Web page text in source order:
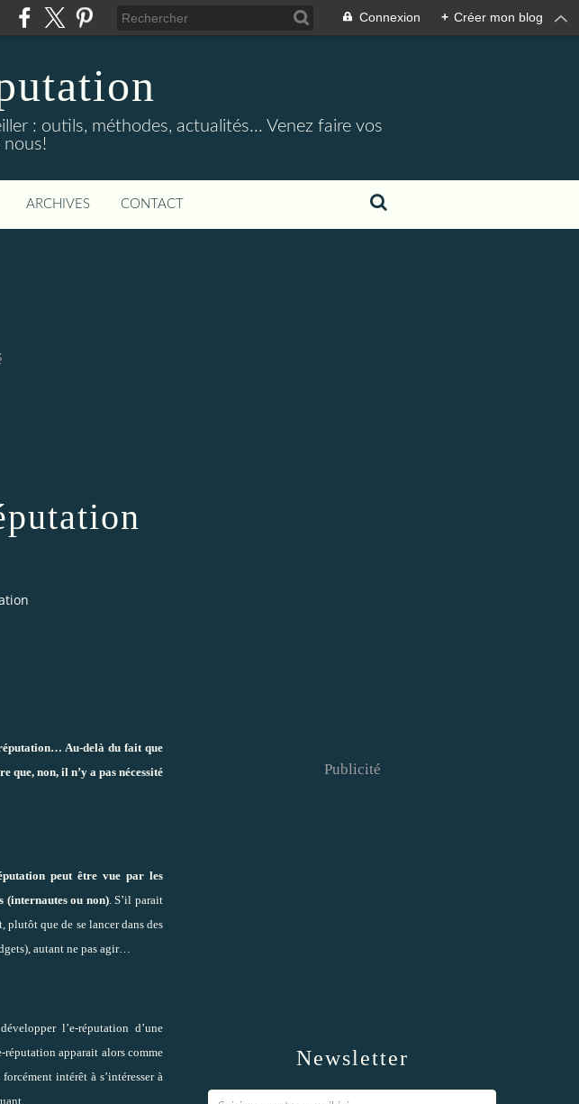
Connexion + Créer mon blog
: outils, méthodes, actualités... Venez faire vos
nous!
ARCHIVES CONTACT
Au-delà du fait que
que, non, il n’y a pas nécessité
peut être vue par les
(internautes ou non). S’il parait
plutôt que de se lancer dans des
autant ne pas agir…
l’e-réputation d’une
réputation apparait alors comme
intérêt à s’intéresser à
Newsletter
Publicité